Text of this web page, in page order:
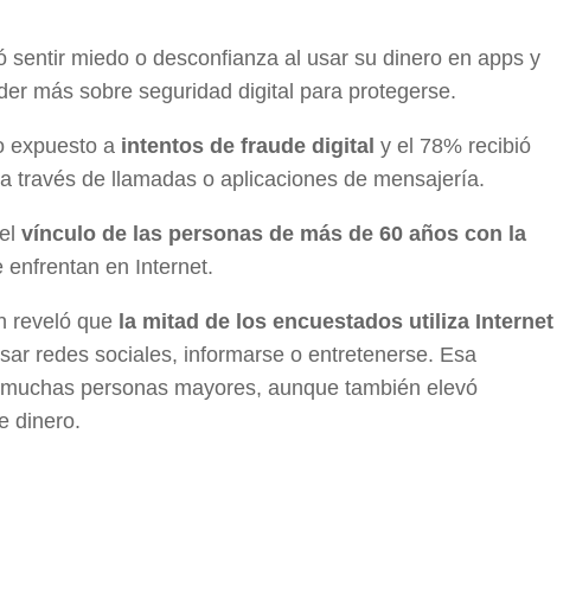
miedo o desconfianza al usar su dinero en apps y
más sobre seguridad digital para protegerse.
expuesto a intentos de fraude digital y el 78% recibió
través de llamadas o aplicaciones de mensajería.
vínculo de las personas de más de 60 años con la
enfrentan en Internet.
reveló que la mitad de los encuestados utiliza Internet
redes sociales, informarse o entretenerse. Esa
personas mayores, aunque también elevó
dinero.